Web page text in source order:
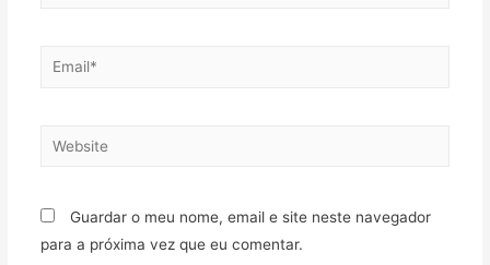
Email*
Website
Guardar o meu nome, email e site neste navegador
para a próxima vez que eu comentar.